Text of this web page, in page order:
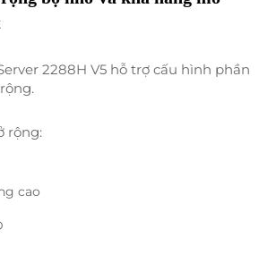
2288H V5 hỗ trợ cấu hình phần
rộng:
cao